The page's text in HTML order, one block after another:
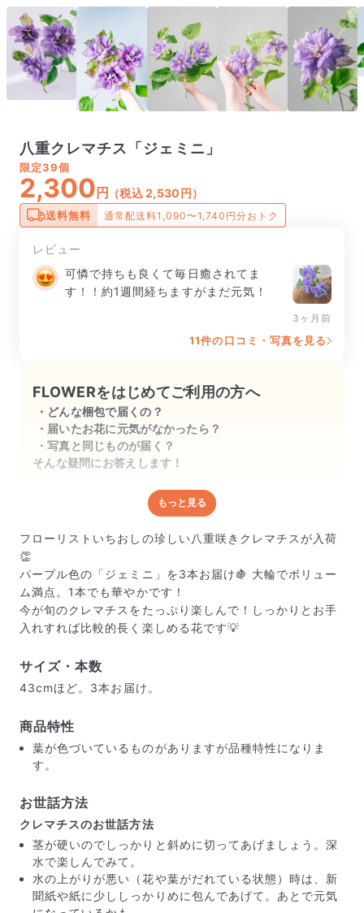
八重クレマチス「ジェミニ」
限定39個
2,300 円 （税込 2,530円）
送料無料 通常配送料1,090〜1,740円分おトク
レビュー
可憐で持ちも良くて毎日癒されてま
す！！約1週間経ちますがまだ元気！
3ヶ月前
11件の口コミ・写真を見る
FLOWERをはじめてご利用の方へ
どんな梱包で届くの？
届いたお花に元気がなかったら？
写真と同じものが届く？
そんな疑問にお答えします！
どんな梱包で届くの？
出荷前に水揚げ（花が水を吸いやすくなる処理）を施
し、専用ボックスに丁寧に梱包してお届けしています。
きゅっとまとめられて一見窮屈そうに見えますが、輸送
中の衝撃による折れや擦れを軽減する効果があります。
もっと見る
フローリストいちおしの珍しい八重咲きクレマチスが入荷
👏
パープル色の「ジェミニ」を3本お届け🍇 大輪でボリュー
ム満点。1本でも華やかです！
今が旬のクレマチスをたっぷり楽しんで！しっかりとお手
入れすれば比較的長く楽しめる花です💡
サイズ・本数
43cmほど。3本お届け。
商品特性
葉が色づいているものがありますが品種特性になりま
す。
お世話方法
クレマチスのお世話方法
茎が硬いのでしっかりと斜めに切ってあげましょう。深
水で楽しんでみて。
水の上がりが悪い（花や葉がだれている状態）時は、新
聞紙や紙に少ししっかりめに包んであげて。あとで元気